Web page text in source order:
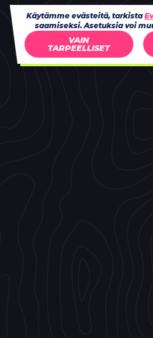
Käytämme evästeitä, tarkista
saamiseksi. Asetuksia voi
VAIN
TARPEELLISET